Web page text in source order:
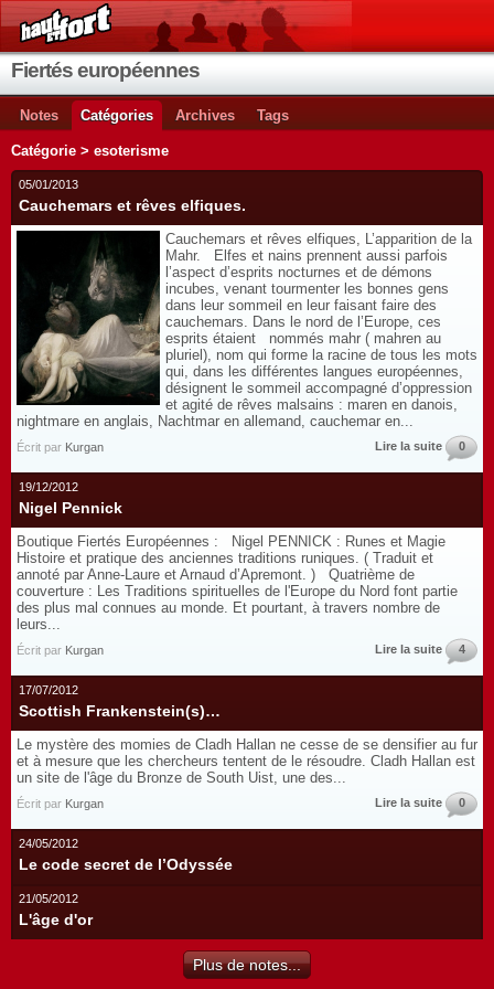
Fiertés européennes
Notes Catégories Archives Tags
Catégorie > esoterisme
05/01/2013
Cauchemars et rêves elfiques.
Cauchemars et rêves elfiques, L’apparition de la
Mahr. Elfes et nains prennent aussi parfois
l’aspect d’esprits nocturnes et de démons
incubes, venant tourmenter les bonnes gens
dans leur sommeil en leur faisant faire des
cauchemars. Dans le nord de l’Europe, ces
esprits étaient nommés mahr ( mahren au
pluriel), nom qui forme la racine de tous les mots
qui, dans les différentes langues européennes,
désignent le sommeil accompagné d’oppression
et agité de rêves malsains : maren en danois,
nightmare en anglais, Nachtmar en allemand, cauchemar en...
Écrit par Kurgan Lire la suite 0
19/12/2012
Nigel Pennick
Boutique Fiertés Européennes : Nigel PENNICK : Runes et Magie
Histoire et pratique des anciennes traditions runiques. ( Traduit et
annoté par Anne-Laure et Arnaud d’Apremont. ) Quatrième de
couverture : Les Traditions spirituelles de l'Europe du Nord font partie
des plus mal connues au monde. Et pourtant, à travers nombre de
leurs...
Écrit par Kurgan Lire la suite 4
17/07/2012
Scottish Frankenstein(s)…
Le mystère des momies de Cladh Hallan ne cesse de se densifier au fur
et à mesure que les chercheurs tentent de le résoudre. Cladh Hallan est
un site de l'âge du Bronze de South Uist, une des...
Écrit par Kurgan Lire la suite 0
24/05/2012
Le code secret de l’Odyssée
21/05/2012
L'âge d'or
Plus de notes...